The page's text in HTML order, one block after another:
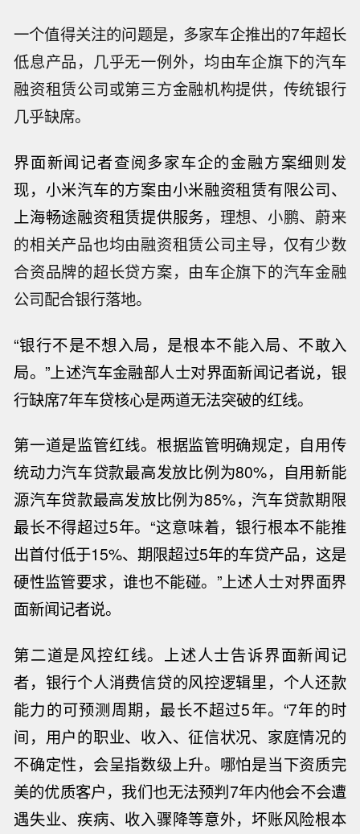
一个值得关注的问题是，多家车企推出的7年超长
低息产品，几乎无一例外，均由车企旗下的汽车
融资租赁公司或第三方金融机构提供，传统银行
几乎缺席。
界面新闻记者查阅多家车企的金融方案细则发
现，小米汽车的方案由小米融资租赁有限公司、
上海畅途融资租赁提供服务，理想、小鹏、蔚来
的相关产品也均由融资租赁公司主导，仅有少数
合资品牌的超长贷方案，由车企旗下的汽车金融
公司配合银行落地。
“银行不是不想入局，是根本不能入局、不敢入
局。”上述汽车金融部人士对界面新闻记者说，银
行缺席7年车贷核心是两道无法突破的红线。
第一道是监管红线。根据监管明确规定，自用传
统动力汽车贷款最高发放比例为80%，自用新能
源汽车贷款最高发放比例为85%，汽车贷款期限
最长不得超过5年。“这意味着，银行根本不能推
出首付低于15%、期限超过5年的车贷产品，这是
硬性监管要求，谁也不能碰。”上述人士对界面界
面新闻记者说。
第二道是风控红线。 上述人士告诉界面新闻记
者，银行个人消费信贷的风控逻辑里，个人还款
能力的可预测周期，最长不超过5年。“7年的时
间，用户的职业、收入、征信状况、家庭情况的
不确定性，会呈指数级上升。哪怕是当下资质完
美的优质客户，我们也无法预判7年内他会不会遭
遇失业、疾病、收入骤降等意外，坏账风险根本